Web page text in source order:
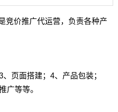
竞价推广代运营，负责各种产
页面搭建；4、产品包装；
广等等。